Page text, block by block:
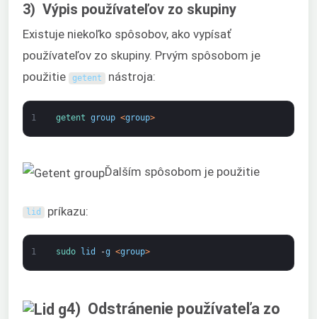
3) Výpis používateľov zo skupiny
Existuje niekoľko spôsobov, ako vypísať
používateľov zo skupiny. Prvým spôsobom je
použitie
getent nástroja:
1 getent group <group>
Ďalším spôsobom je použitie
lid príkazu:
1 sudo lid -g <group>
4) Odstránenie používateľa zo